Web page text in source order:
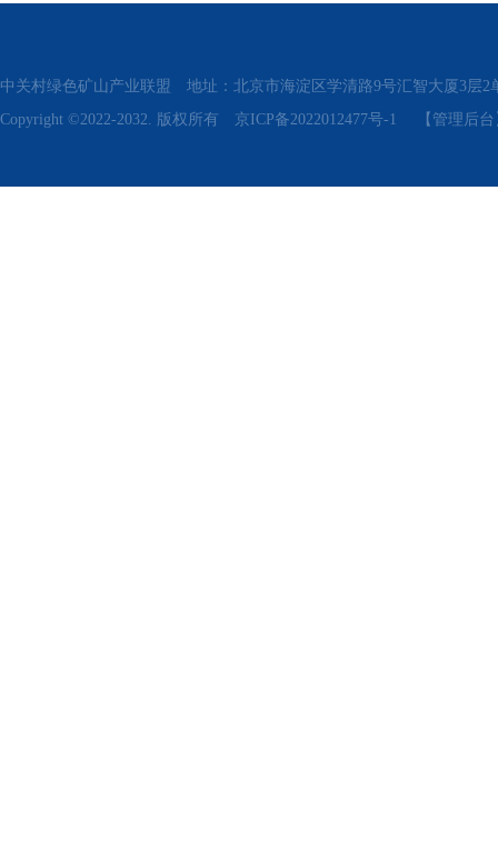
中关村绿色矿山产业联盟 地址：北京市海淀区学清路9号汇智大厦3层
Copyright ©2022-2032. 版权所有 京ICP备2022012477号-1 【管理后